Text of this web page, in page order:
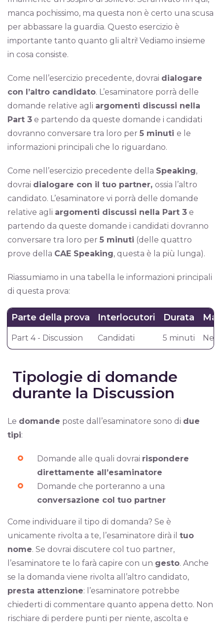
manca pochissimo, ma questa non è certo una scusa
per abbassare la guardia. Questo esercizio è
importante tanto quanto gli altri! Vediamo insieme
in cosa consiste.
Come nell’esercizio precedente, dovrai dialogare
con l’altro candidato. L’esaminatore porrà delle
domande relative agli argomenti discussi nella
Part 3e partendo da queste domande i candidati
dovranno conversare tra loro per 5 minuti e le
informazioni principali che lo riguardano.
Come nell’esercizio precedente della Speaking,
dovrai dialogare con il tuo partner, ossia l’altro
candidato. L’esaminatore vi porrà delle domande
relative agli argomenti discussi nella Part 3e
partendo da queste domande i candidati dovranno
conversare tra loro per 5 minuti (delle quattro
prove della CAE Speaking, questa è la più lunga).
Riassumiamo in una tabella le informazioni principali
di questa prova:
Parte della prova Interlocutori Durata
Part 4 - Discussion Candidati 5 minuti
Tipologie di domande
durante la Discussion
Le domande poste dall’esaminatore sono di due
tipi:
Domande alle quali dovrai rispondere
direttamente all’esaminatore
Domande che porteranno a una
conversazione col tuo partner
Come individuare il tipo di domanda? Se è
unicamente rivolta a te, l’esaminatore dirà il tuo
nome. Se dovrai discutere col tuo partner,
l’esaminatore te lo farà capire con un gesto. Anche
se la domanda viene rivolta all’altro candidato,
presta attenzione: l’esaminatore potrebbe
chiederti di commentare quanto appena detto. Non
rischiare di perdere punti per niente, ascolta e